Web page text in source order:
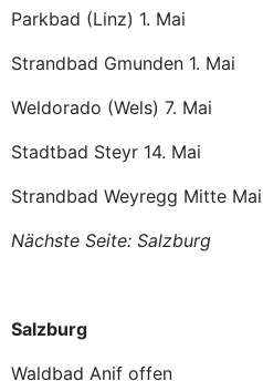
Parkbad (Linz) 1. Mai
Strandbad Gmunden 1. Mai
Weldorado (Wels) 7. Mai
Stadtbad Steyr 14. Mai
Strandbad Weyregg Mitte Mai
Nächste Seite: Salzburg
Salzburg
Waldbad Anif offen